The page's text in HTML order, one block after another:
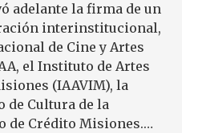
adelante la firma de un
interinstitucional,
de Cine y Artes
el Instituto de Artes
(IAAVIM), la
de Cultura de la
de Crédito Misiones.…